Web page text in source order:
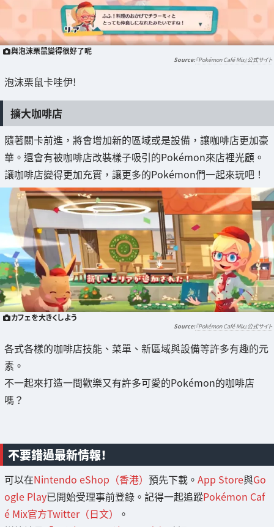
與泡沫栗鼠變得很好了呢
『Pokémon Café Mix』公式サイト
泡沫栗鼠卡哇伊!
擴大咖啡店
隨著關卡前進，將會增加新的區域或是設備，讓咖啡店更加豪
華。還會有被咖啡店改裝樣子吸引的Pokémon來店裡光顧。
讓咖啡店變得更加充實，讓更多的Pokémon們一起來玩吧！
カフェを大きくしよう
『Pokémon Café Mix』公式サイト
各式各樣的咖啡店技能、菜單、新區域與設備等許多有趣的元
素。
不一起來打造一間歡樂又有許多可愛的Pokémon的咖啡店
嗎？
不要錯過最新情報！
可以在Nintendo eShop（香港） 預先下載。 App Store與Go
ogle Play已開始受理事前登錄。記得一起追蹤Pokémon Caf
é Mix官方Twitter（日文）
。